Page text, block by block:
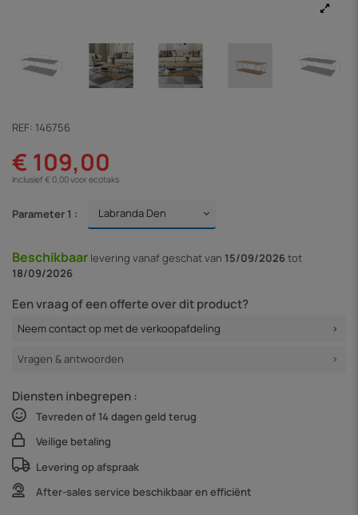
REF: 146756
€ 109,00
Inclusief € 0,00 voor ecotaks
Parameter 1 :
Beschikbaar levering vanafgeschat van 15/09/2026tot
18/09/2026
Een vraag of een offerte over dit product?
Neem contact op met de verkoopafdeling
Vragen & antwoorden
Diensten inbegrepen :
Tevreden of 14 dagen geld terug
Veilige betaling
Levering op afspraak
After-sales service beschikbaar en efficiënt